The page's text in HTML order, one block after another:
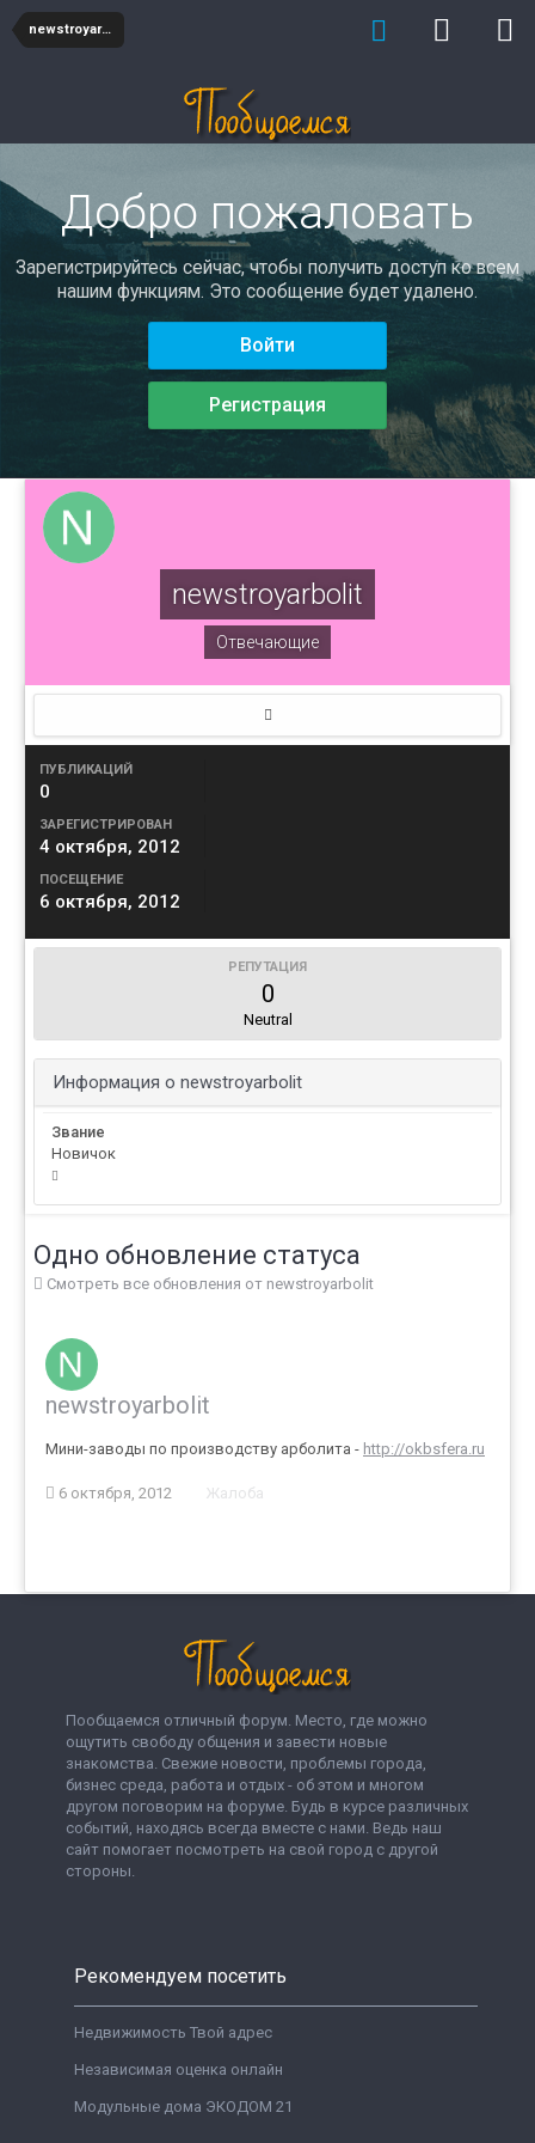
newstroyarbolit
Добро пожаловать
Зарегистрируйтесь сейчас, чтобы получить доступ ко всем
нашим функциям. Это сообщение будет удалено.
Войти
Регистрация
newstroyarbolit
Отвечающие
ПУБЛИКАЦИЙ
0
ЗАРЕГИСТРИРОВАН
4 октября, 2012
ПОСЕЩЕНИЕ
6 октября, 2012
РЕПУТАЦИЯ
0
Neutral
Информация о newstroyarbolit
Звание
Новичок
Одно обновление статуса
Смотреть все обновления от newstroyarbolit
newstroyarbolit
Мини-заводы по производству арболита - http://okbsfera.ru
6 октября, 2012 Жалоба
Пообщаемся отличный форум. Место, где можно
ощутить свободу общения и завести новые
знакомства. Свежие новости, проблемы города,
бизнес среда, работа и отдых - об этом и многом
другом поговорим на форуме. Будь в курсе различных
событий, находясь всегда вместе с нами. Ведь наш
сайт помогает посмотреть на свой город с другой
стороны.
Рекомендуем посетить
Недвижимость Твой адрес
Независимая оценка онлайн
Модульные дома ЭКОДОМ 21